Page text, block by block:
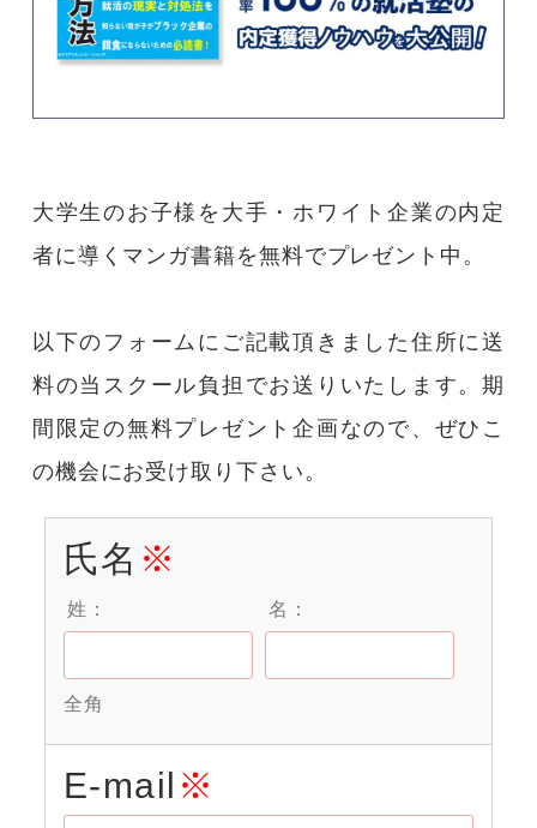
コース紹介
プライバシーポリシー
採用情報
大学生の親御様向け書籍のプレゼントページ
大学関係者の方へ
問い合わせフォーム
大学生のお子様を大手・ホワイト企業の内定
者に導くマンガ書籍を無料でプレゼント中。
以下のフォームにご記載頂きました住所に送
料の当スクール負担でお送りいたします。期
間限定の無料プレゼント企画なので、ぜひこ
の機会にお受け取り下さい。
氏名 ※
姓：
全角
名：
E-mail ※